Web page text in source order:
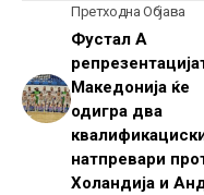
Претходна Објава
Фустал А
Македонија ќе
одигра два
натпревари
Холандија и